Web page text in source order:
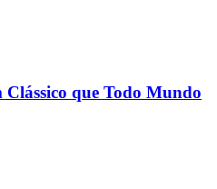
Clássico que Todo Mundo